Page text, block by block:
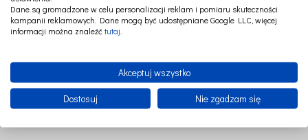
FUTRZANA PODUSZKA BOHO SERCE
FUTRZANA PODUSZKA BOHO SERCE
Dane są gromadzone w celu personalizacji reklam i pomiaru skuteczności
kampanii reklamowych. Dane mogą być udostępniane Google LLC, więcej
informacji można znaleźć tutaj
Akceptuj wszystko
Dostosuj Nie zgadzam się